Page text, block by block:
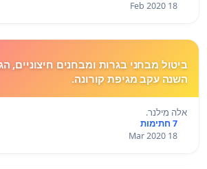
18 Feb 2020
ביטול מבחני בגרות ומבחנים חיצוניים,
השנה עקב מגיפת קורונה.
אלה מילנר.
7 חתימות
18 Mar 2020